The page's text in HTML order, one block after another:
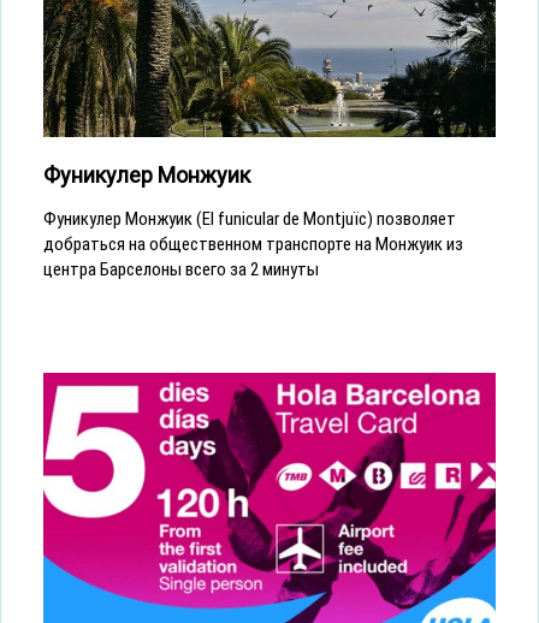
Фуникулер Монжуик
Фуникулер Монжуик (El funicular de Montjuïc) позволяет
добраться на общественном транспорте на Монжуик из
центра Барселоны всего за 2 минуты